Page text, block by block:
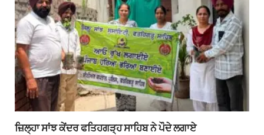
ਜ਼ਿਲ੍ਹਾ ਸਾਂਝ ਕੇਂਦਰ ਫਤਿਹਗੜ੍ਹ ਸਾਹਿਬ ਨੇ ਪੌਦੇ ਲਗਾਏ